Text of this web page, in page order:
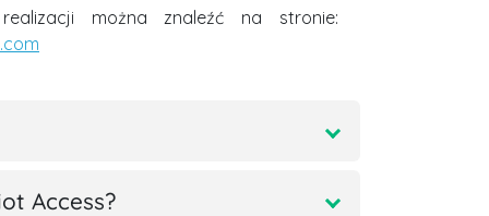
można znaleźć na stronie:
Access?